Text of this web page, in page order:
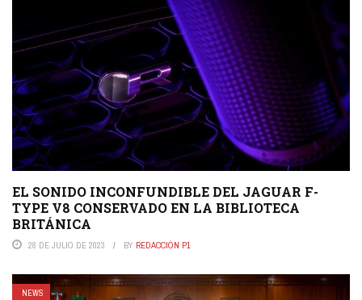
EL SONIDO INCONFUNDIBLE DEL JAGUAR F-
TYPE V8 CONSERVADO EN LA BIBLIOTECA
BRITÁNICA
28 DE JULIO DE 2023 BY REDACCIÓN P1
NEWS